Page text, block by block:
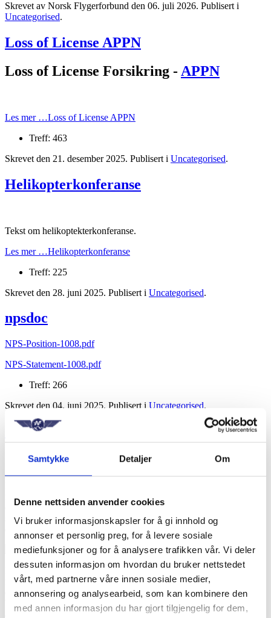
Samtykke Detaljer Om
Denne nettsiden anvender cookies
Vi bruker informasjonskapsler for å gi innhold og
annonser et personlig preg, for å levere sosiale
mediefunksjoner og for å analysere trafikken vår. Vi deler
dessuten informasjon om hvordan du bruker nettstedet
vårt, med partnerne våre innen sosiale medier,
annonsering og analysearbeid, som kan kombinere den
med annen informasjon du har gjort tilgjengelig for dem,
Skrevet av Norsk Flygerforbund den 06. juli 2026. Publisert i
Uncategorised.
Loss of License APPN
Loss of License Forsikring - APPN
Les mer …Loss of License APPN
Treff: 463
Skrevet den 21. desember 2025. Publisert i Uncategorised.
Helikopterkonferanse
Tekst om helikoptekterkonferanse.
Les mer …Helikopterkonferanse
Treff: 225
Skrevet den 28. juni 2025. Publisert i Uncategorised.
npsdoc
NPS-Position-1008.pdf
NPS-Statement-1008.pdf
Treff: 266
Skrevet den 04. juni 2025. Publisert i Uncategorised.
Spørsmål og svar
Spørsmål og svar
medlemsdialog. Har du innspill til nye oppføringer, kan du sende oss
en e-post påDenne e-postadressen er beskyttet mot programmer
som samler e-postadresser. Du må aktivere javaskript for å kunne se
🇬🇧 Scroll down for English version, or simply click here!
Here we will publish questions and answers based on experiences
from dialogue with members. If you have suggestions for new
entries, you can send us an email at Denne e-postadressen er
beskyttet mot programmer som samler e-postadresser. Du må
aktivere javaskript for å kunne se den.